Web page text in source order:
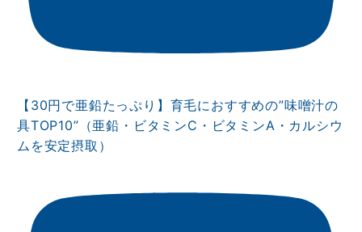
【30円で亜鉛たっぷり】育毛におすすめの”味噌汁の
具TOP10”（亜鉛・ビタミンⅭ・ビタミンA・カルシウ
ムを安定摂取）